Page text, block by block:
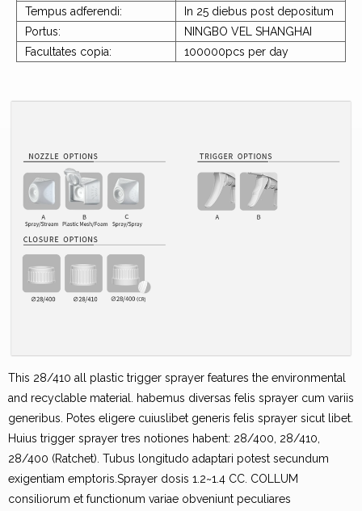
Tempus adferendi:
In 25 diebus post depositum
Portus:
NINGBO VEL SHANGHAI
Facultates copia:
100000pcs per day
This 28/410 all plastic trigger sprayer features the environmental
and recyclable material. habemus diversas felis sprayer cum variis
generibus. Potes eligere cuiuslibet generis felis sprayer sicut libet.
Huius trigger sprayer tres notiones habent: 28/400, 28/410,
28/400 (Ratchet). Tubus longitudo adaptari potest secundum
exigentiam emptoris.Sprayer dosis 1.2~1.4 CC. COLLUM
consiliorum et functionum variae obveniunt peculiares